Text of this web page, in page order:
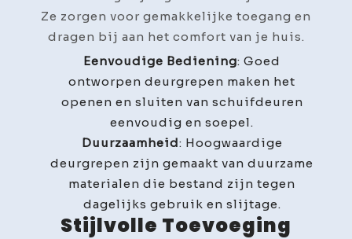
Ze zorgen voor gemakkelijke toegang en
dragen bij aan het comfort van je huis.
Eenvoudige Bediening: Goed
ontworpen deurgrepen maken het
openen en sluiten van schuifdeuren
eenvoudig en soepel.
Duurzaamheid: Hoogwaardige
deurgrepen zijn gemaakt van duurzame
materialen die bestand zijn tegen
dagelijks gebruik en slijtage.
Stijlvolle Toevoeging